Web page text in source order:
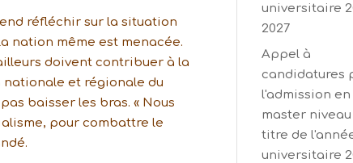
réfléchir sur la situation
nation même est menacée.
doivent contribuer à la
nationale et régionale du
baisser les bras. « Nous
pour combattre le
universitaire
2027
Appel à
candidatures
l'admission en
master niveau
titre de
universitaire